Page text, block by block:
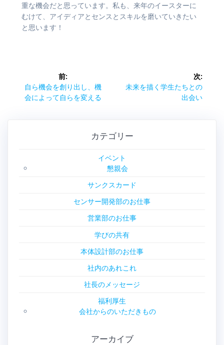
重な機会だと思っています。私も、来年のイースターに
むけて、アイディアとセンスとスキルを磨いていきたい
と思います！
ー
前:
前
の
自ら機会を創り出し、機
会によって自らを変える
次:
次
未来を描く学生たちとの
出会い
カテゴリー
イベント
懇親会
サンクスカード
センサー開発部のお仕事
営業部のお仕事
学びの共有
本体設計部のお仕事
社内のあれこれ
社長のメッセージ
福利厚生
会社からのいただきもの
アーカイブ